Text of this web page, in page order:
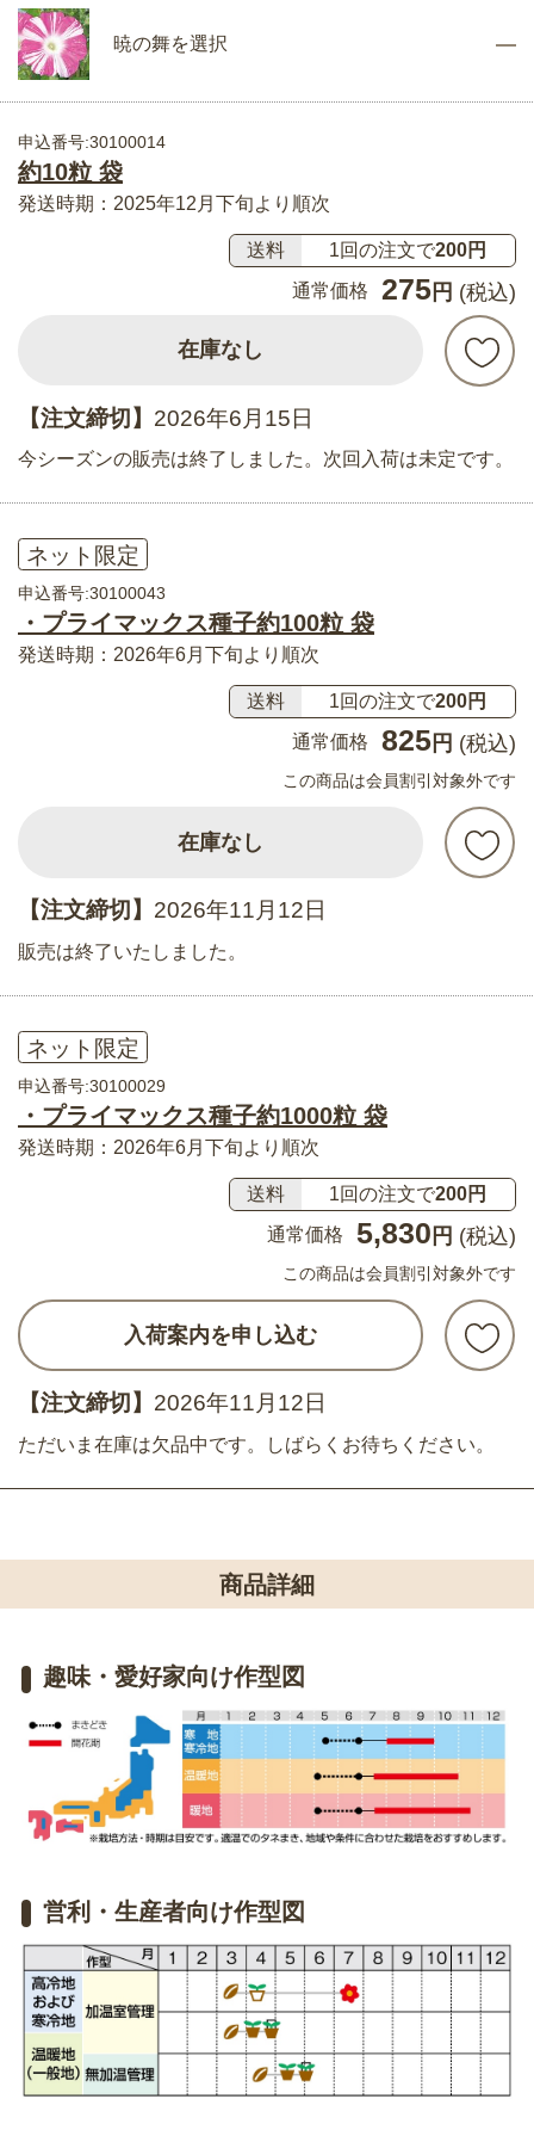
暁の舞を選択
申込番号:30100014
約10粒 袋
発送時期：2025年12月下旬より順次
送料 1回の注文で200円
通常価格
275 円 (税込)
在庫なし
【注文締切】 2026年6月15日
今シーズンの販売は終了しました。次回入荷は未定です。
ネット限定
申込番号:30100043
・プライマックス種子約100粒 袋
発送時期：2026年6月下旬より順次
送料 1回の注文で200円
通常価格
825 円 (税込)
この商品は会員割引対象外です
在庫なし
【注文締切】 2026年11月12日
販売は終了いたしました。
ネット限定
申込番号:30100029
・プライマックス種子約1000粒 袋
発送時期：2026年6月下旬より順次
送料 1回の注文で200円
通常価格
5,830 円 (税込)
この商品は会員割引対象外です
入荷案内を申し込む
【注文締切】 2026年11月12日
ただいま在庫は欠品中です。しばらくお待ちください。
商品詳細
趣味・愛好家向け作型図
営利・生産者向け作型図